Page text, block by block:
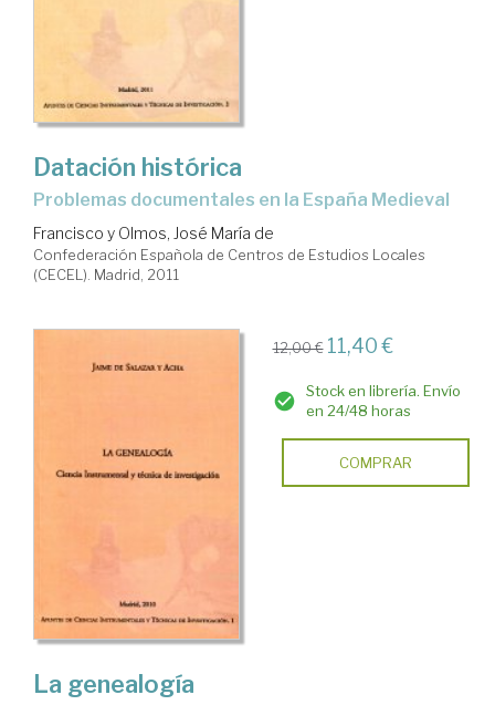
Datación histórica
problemas documentales en la España Medieval
Francisco y Olmos, José María de
Confederación Española de Centros de Estudios Locales
(CECEL). Madrid, 2011
12,00 € 11,40 €
Stock en librería. Envío
en 24/48 horas
COMPRAR
La genealogía